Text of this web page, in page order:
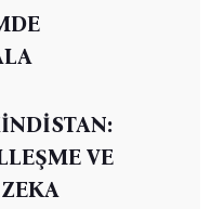
VE